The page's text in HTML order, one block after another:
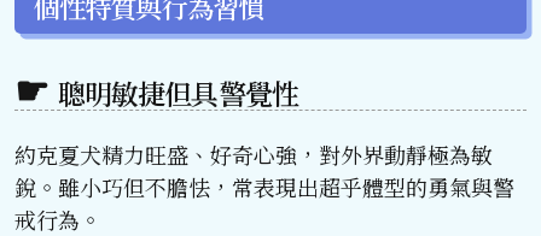
聰明敏捷但具警覺性
約克夏犬精力旺盛、好奇心強，對外界動靜極為敏
銳。雖小巧但不膽怯，常表現出超乎體型的勇氣與警
戒行為。